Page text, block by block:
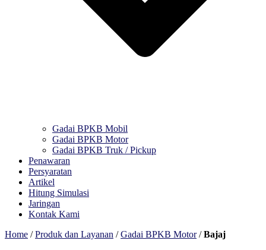
Gadai BPKB Mobil
Gadai BPKB Motor
Gadai BPKB Truk / Pickup
Penawaran
Persyaratan
Artikel
Hitung Simulasi
Jaringan
Kontak Kami
Home /Produk dan Layanan /Gadai BPKB Motor/Bajaj